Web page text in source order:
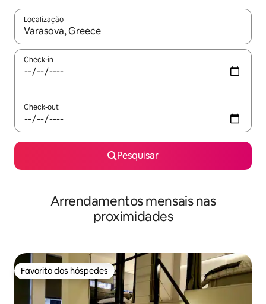
Localização
Quando os resultados estiverem disponíveis, navegue com
Check-in
Check-out
Pesquisar
Arrendamentos mensais nas
proximidades
Favorito dos hóspedes
Favorito dos hóspedes